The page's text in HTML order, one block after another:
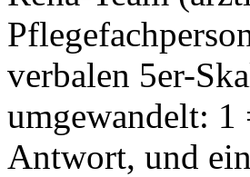
verbalen 5er-
umgewandelt:
Antwort, und